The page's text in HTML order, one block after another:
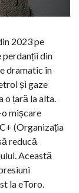
2023 pe
perdanții din
dramatic în
și gaze
țară la alta.
mișcare
(Organizația
reducă
Această
la eToro.